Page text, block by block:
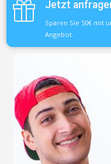
Jetzt
Sparen Sie 50€ mit
Angebot.